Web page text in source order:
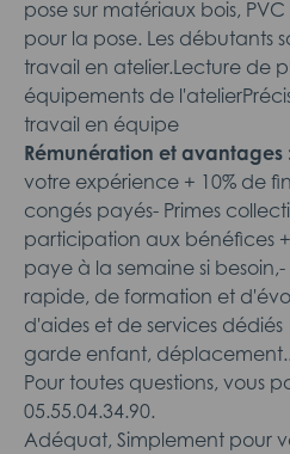
pose sur matériaux bois,
pour la pose. Les débutants
travail en atelier.Lecture de
équipements de
travail en équipe
Rémunération et avantages
votre expérience + 10% de
congés payés- Primes
participation aux bénéfices
paye à la semaine si
rapide, de formation et
d'aides et de services
garde enfant,
Pour toutes questions, vous
05.55.04.34.90.
Adéquat, Simplement pour